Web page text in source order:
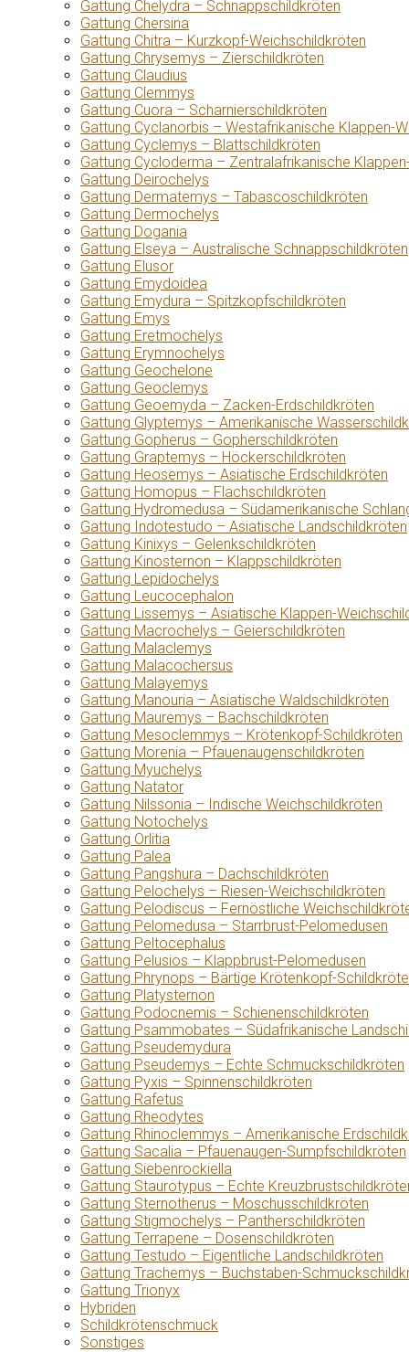
Gattung Chelydra – Schnappschildkröten
Gattung Chersina
Gattung Chitra – Kurzkopf-Weichschildkröten
Gattung Chrysemys – Zierschildkröten
Gattung Claudius
Gattung Clemmys
Gattung Cuora – Scharnierschildkröten
Gattung Cyclanorbis – Westafrikanische Klappen-
Gattung Cyclemys – Blattschildkröten
Gattung Cycloderma – Zentralafrikanische
Gattung Deirochelys
Gattung Dermatemys – Tabascoschildkröten
Gattung Dermochelys
Gattung Dogania
Gattung Elseya – Australische Schnappschildkröten
Gattung Elusor
Gattung Emydoidea
Gattung Emydura – Spitzkopfschildkröten
Gattung Emys
Gattung Eretmochelys
Gattung Erymnochelys
Gattung Geochelone
Gattung Geoclemys
Gattung Geoemyda – Zacken-Erdschildkröten
Gattung Glyptemys – Amerikanische
Gattung Gopherus – Gopherschildkröten
Gattung Graptemys – Höckerschildkröten
Gattung Heosemys – Asiatische Erdschildkröten
Gattung Homopus – Flachschildkröten
Gattung Hydromedusa – Südamerikanische
Gattung Indotestudo – Asiatische Landschildkröten
Gattung Kinixys – Gelenkschildkröten
Gattung Kinosternon – Klappschildkröten
Gattung Lepidochelys
Gattung Leucocephalon
Gattung Lissemys – Asiatische Klappen-
Gattung Macrochelys – Geierschildkröten
Gattung Malaclemys
Gattung Malacochersus
Gattung Malayemys
Gattung Manouria – Asiatische Waldschildkröten
Gattung Mauremys – Bachschildkröten
Gattung Mesoclemmys – Krötenkopf-Schildkröten
Gattung Morenia – Pfauenaugenschildkröten
Gattung Myuchelys
Gattung Natator
Gattung Nilssonia – Indische Weichschildkröten
Gattung Notochelys
Gattung Orlitia
Gattung Palea
Gattung Pangshura – Dachschildkröten
Gattung Pelochelys – Riesen-Weichschildkröten
Gattung Pelodiscus – Fernöstliche
Gattung Pelomedusa – Starrbrust-Pelomedusen
Gattung Peltocephalus
Gattung Pelusios – Klappbrust-Pelomedusen
Gattung Phrynops – Bärtige Krötenkopf-
Gattung Platysternon
Gattung Podocnemis – Schienenschildkröten
Gattung Psammobates – Südafrikanische
Gattung Pseudemydura
Gattung Pseudemys – Echte Schmuckschildkröten
Gattung Pyxis – Spinnenschildkröten
Gattung Rafetus
Gattung Rheodytes
Gattung Rhinoclemmys – Amerikanische
Gattung Sacalia – Pfauenaugen-Sumpfschildkröten
Gattung Siebenrockiella
Gattung Staurotypus – Echte
Gattung Sternotherus – Moschusschildkröten
Gattung Stigmochelys – Pantherschildkröten
Gattung Terrapene – Dosenschildkröten
Gattung Testudo – Eigentliche Landschildkröten
Gattung Trachemys – Buchstaben-
Gattung Trionyx
Hybriden
Schildkrötenschmuck
Sonstiges